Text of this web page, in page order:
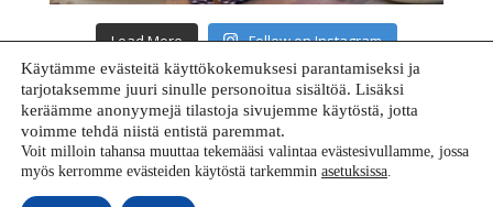
Load More Follow on Instagram
Käytämme evästeitä käyttökokemuksesi parantamiseksi ja
tarjotaksemme juuri sinulle personoitua sisältöä. Lisäksi
keräämme anonyymejä tilastoja sivujemme käytöstä, jotta
voimme tehdä niistä entistä paremmat.
Voit milloin tahansa muuttaa tekemääsi valintaa evästesivullamme, jossa
myös kerromme evästeiden käytöstä tarkemmin asetuksissa.